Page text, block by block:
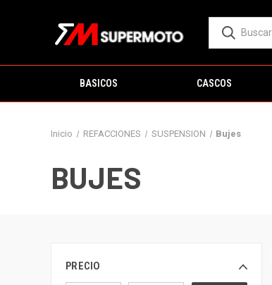
BASICOS CASCOS
Inicio REFACCIONES SUSPENSION Bujes
BUJES
PRECIO